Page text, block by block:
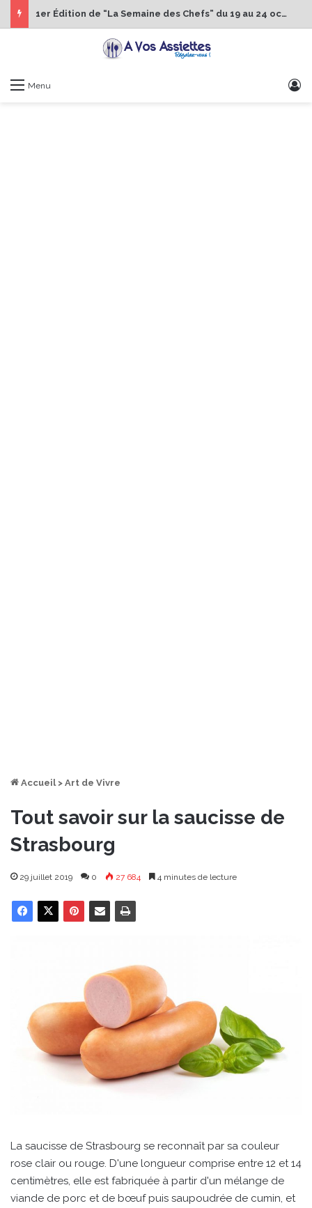
1er Édition de “La Semaine des Chefs” du 19 au 24 octobre 2026
Menu
Accueil > Art de Vivre
Tout savoir sur la saucisse de
Strasbourg
29 juillet 2019 0 27 684 4 minutes de lecture
La saucisse de Strasbourg se reconnaît par sa couleur
rose clair ou rouge. D'une longueur comprise entre 12 et 14
centimètres, elle est fabriquée à partir d'un mélange de
viande de porc et de bœuf puis saupoudrée de cumin, et